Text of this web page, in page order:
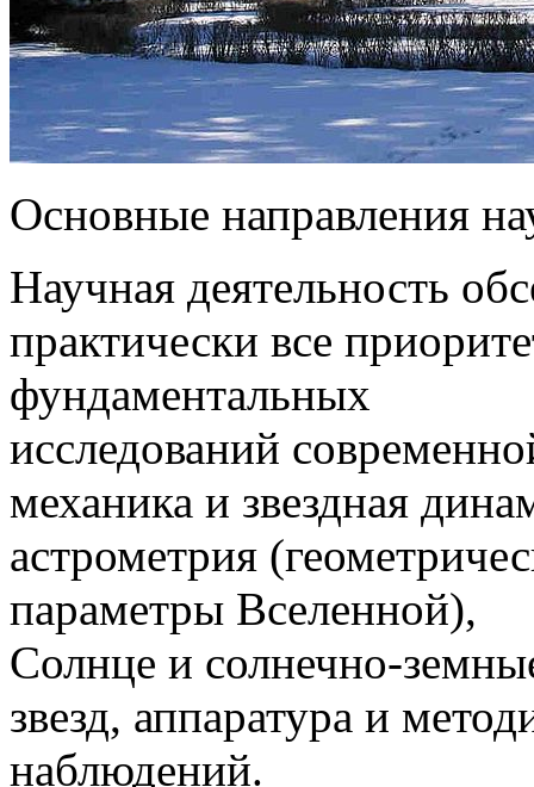
Основные направления
Научная деятельность
практически все
фундаментальных
исследований
механика и звездная
астрометрия
параметры Вселенной),
Солнце и солнечно-
звезд, аппаратура и
наблюдений.